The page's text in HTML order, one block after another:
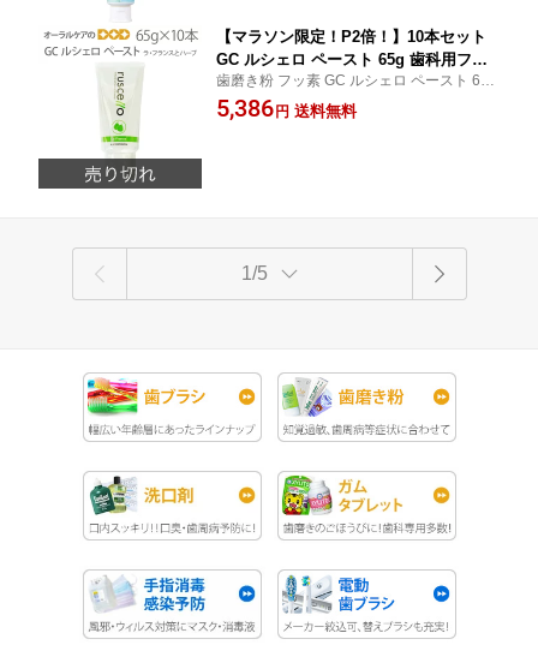
【マラソン限定！P2倍！】10本セット
GC ルシェロ ペースト 65g 歯科用フッ
素入り歯磨き粉 ラ・フランスとハーブ
の香り【医薬部外品】 【メール便不
歯磨き粉 フッ素 GC ルシェロ ペースト 65g
【医薬部外品】10本セット 5P23oct10
5,386 円 送料無料
1/5